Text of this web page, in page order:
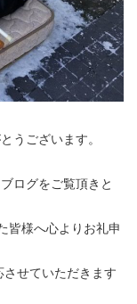
うございます。
ログをご覧頂きと
皆様へ心よりお礼申
せていただきます